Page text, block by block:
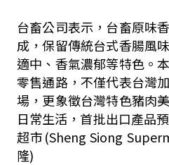
台畜公司表示，台畜原味
成，保留傳統台式香腸風
適中、香氣濃郁等特色。
零售通路，不僅代表台灣
場，更象徵台灣特色豬肉
日常生活，首批出口產品
超市(Sheng Siong
隆)